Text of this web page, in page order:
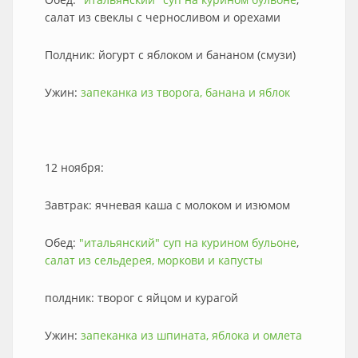
салат из свеклы с черносливом и орехами
Полдник: йогурт с яблоком и бананом (смузи)
Ужин: запеканка из творога, банана и яблок
12 ноября:
Завтрак: ячневая каша с молоком и изюмом
Обед: "итальянский" суп на курином бульоне,
салат из сельдерея, моркови и капусты
полдник: творог с яйцом и курагой
Ужин: запеканка из шпината, яблока и омлета